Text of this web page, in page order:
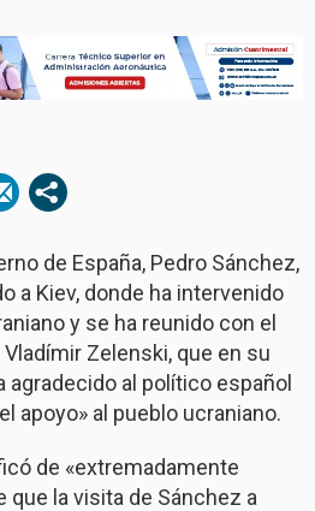
de España, Pedro Sánchez,
a Kiev, donde ha intervenido
y se ha reunido con el
Zelenski, que en su
agradecido al político español
apoyo» al pueblo ucraniano.
de «extremadamente
que la visita de Sánchez a